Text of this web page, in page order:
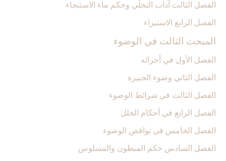
الفصل الثالث آداب التخلّي وحكم ماء الاستنجاء
الفصل الرابع الاستبراء
المبحث الثالث في الوضوء
الفصل الأول في أجزائه‏
الفصل الثاني وضوء الجبيرة
الفصل الثالث في شرائط الوضوء
الفصل الرابع في أحكام الخلل
الفصل الخامس في نواقض الوضوء
الفصل السادس حكم المبطون والمسلوس‏